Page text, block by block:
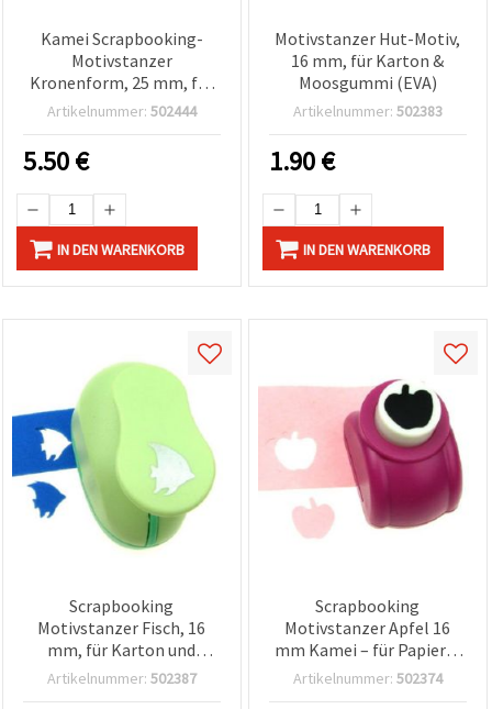
Kamei Scrapbooking-
Motivstanzer
Kronenform, 25 mm, für
Karton & Moosgummi
Artikelnummer: 502444
5.50€
IN DEN WARENKORB
Motivstanzer Hut-Motiv,
16 mm, für Karton &
Moosgummi (EVA)
Artikelnummer: 502383
1.90€
IN DEN WARENKORB
Scrapbooking
Motivstanzer Fisch, 16
mm, für Karton und
Moosgummi (EVA)
Artikelnummer: 502387
Scrapbooking
Motivstanzer Apfel 16
mm Kamei – für Papier &
Karton bis 160 g/m²
Artikelnummer: 502374